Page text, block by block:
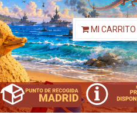
MI CARRITO